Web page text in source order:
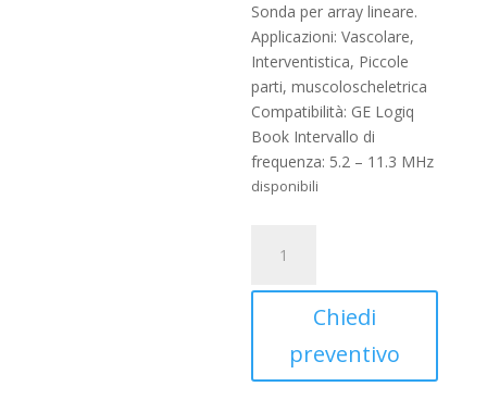
Sonda per array lineare.
Applicazioni: Vascolare,
Interventistica, Piccole
parti, muscoloscheletrica
Compatibilità: GE Logiq
Book Intervallo di
frequenza: 5.2 – 11.3 MHz
disponibili
Ecografica
Ge
quantità
Chiedi
preventivo